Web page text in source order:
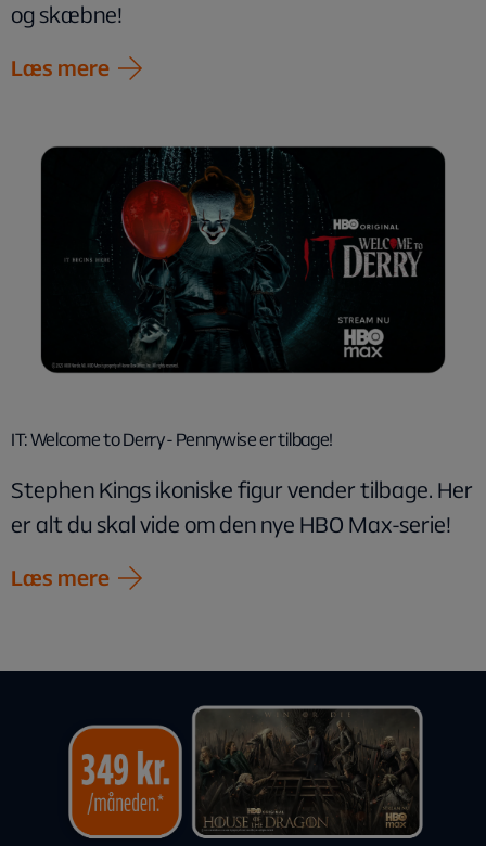
og skæbne!
Læs mere
IT: Welcome to Derry - Pennywise er tilbage!
Stephen Kings ikoniske figur vender tilbage. Her
er alt du skal vide om den nye HBO Max-serie!
Læs mere